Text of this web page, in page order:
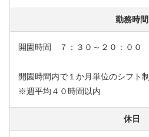
勤務時間
開園時間 ７：３０～２０：００
開園時間内で１か月単位のシフト制
※週平均４０時間以内
休日